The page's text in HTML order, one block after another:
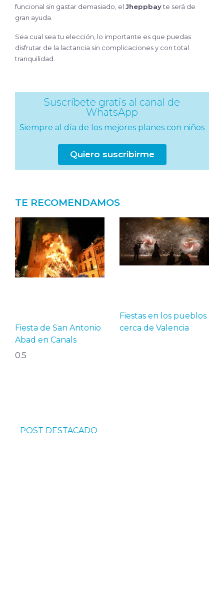
funcional sin gastar demasiado, el Jheppbayte será de
gran ayuda.
Sea cual sea tu elección, lo importante es que puedas
disfrutar de la lactancia sin complicaciones y con total
tranquilidad.
Suscríbete gratis al canal de
WhatsApp
Siempre al día de los mejores planes con niños
Quiero suscribirme
TE RECOMENDAMOS
Fiesta de San Antonio
Abad en Canals
Fiestas en los pueblos
cerca de Valencia
POST DESTACADO